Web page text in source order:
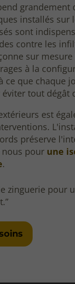
grandement
installés sur
sont
contre les
sur
à la
ce que chaque
tout dégât
est
préserve
nous pour une
.
zinguerie pour